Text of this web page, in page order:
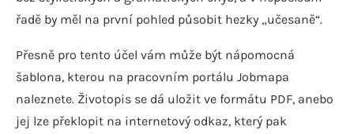
řadě by měl na první pohled působit hezky „učesaně“.
Přesně pro tento účel vám může být nápomocná
šablona, kterou na pracovním portálu Jobmapa
naleznete. Životopis se dá uložit ve formátu PDF, anebo
jej lze překlopit na internetový odkaz, který pak